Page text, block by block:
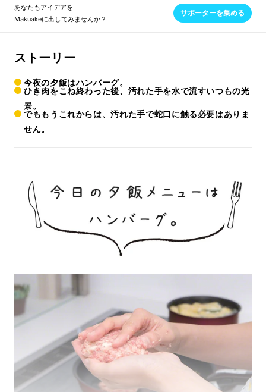
あなたもアイデアを
Makuakeに出してみませんか？
サポーターを集める
ストーリー
今夜の夕飯はハンバーグ。
ひき肉をこね終わった後、汚れた手を水で流すいつもの光
景。
でももうこれからは、汚れた手で蛇口に触る必要はありま
せん。